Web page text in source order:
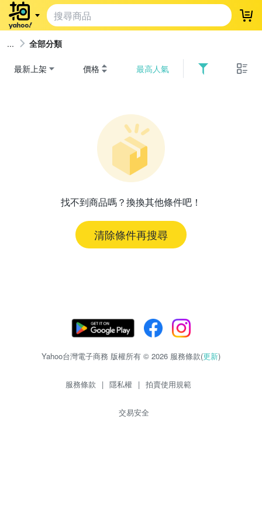
登
全部分類
最新上架 價格 最高人氣
找不到商品嗎？換換其他條件吧！
清除條件再搜尋
Yahoo台灣電子商務 版權所有 © 2026 服務條款(更新)
服務條款 | 隱私權 | 拍賣使用規範
交易安全